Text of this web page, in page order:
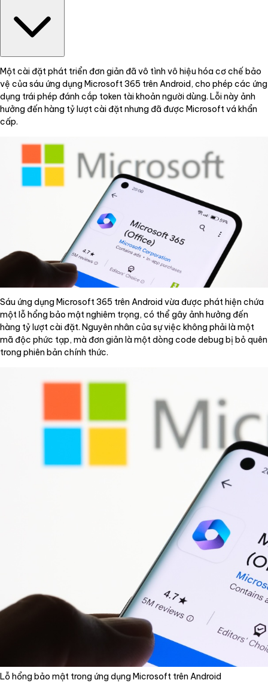
Một cài đặt phát triển đơn giản đã vô tình vô hiệu hóa cơ chế bảo
vệ của sáu ứng dụng Microsoft 365 trên Android, cho phép các ứng
dụng trái phép đánh cắp token tài khoản người dùng. Lỗi này ảnh
hưởng đến hàng tỷ lượt cài đặt nhưng đã được Microsoft vá khẩn
cấp.
Sáu ứng dụng Microsoft 365 trên Android vừa được phát hiện chứa
một lỗ hổng bảo mật nghiêm trọng, có thể gây ảnh hưởng đến
hàng tỷ lượt cài đặt. Nguyên nhân của sự việc không phải là một
mã độc phức tạp, mà đơn giản là một dòng code debug bị bỏ quên
trong phiên bản chính thức.
Lỗ hổng bảo mật trong ứng dụng Microsoft trên Android